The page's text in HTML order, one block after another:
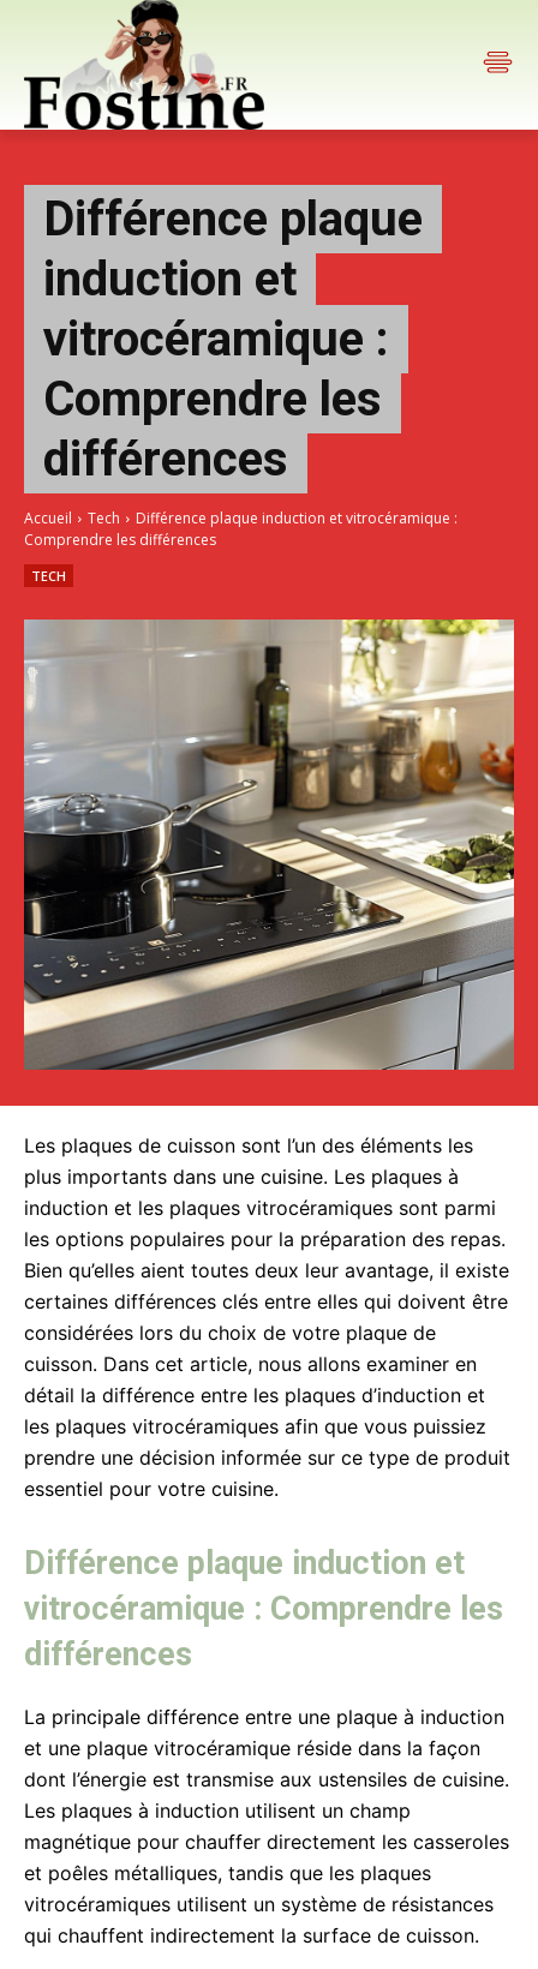
Différence plaque
induction et
vitrocéramique :
Comprendre les
différences
Accueil Tech
Différence plaque induction et vitrocéramique :
Comprendre les différences
TECH
Les plaques de cuisson sont l’un des éléments les
plus importants dans une cuisine. Les plaques à
induction et les plaques vitrocéramiques sont parmi
les options populaires pour la préparation des repas.
Bien qu’elles aient toutes deux leur avantage, il existe
certaines différences clés entre elles qui doivent être
considérées lors du choix de votre plaque de
cuisson. Dans cet article, nous allons examiner en
détail la différence entre les plaques d’induction et
les plaques vitrocéramiques afin que vous puissiez
prendre une décision informée sur ce type de produit
essentiel pour votre cuisine.
Différence plaque induction et
vitrocéramique : Comprendre les
différences
La principale différence entre une plaque à induction
et une plaque vitrocéramique réside dans la façon
dont l’énergie est transmise aux ustensiles de cuisine.
Les plaques à induction utilisent un champ
magnétique pour chauffer directement les casseroles
et poêles métalliques, tandis que les plaques
vitrocéramiques utilisent un système de résistances
qui chauffent indirectement la surface de cuisson.